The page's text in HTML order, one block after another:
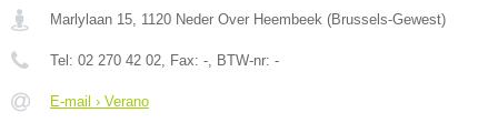
Marlylaan 15, 1120 Neder Over Heembeek (Brussels-Gewest)
Tel: 02 270 42 02, Fax: -, BTW-nr: -
E-mail › Verano